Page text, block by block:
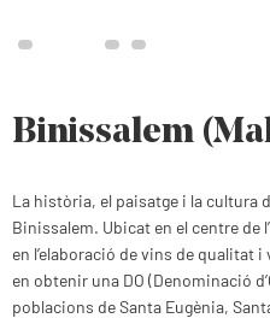
Binissalem
La història, el paisatge i la cultura
Binissalem. Ubicat en el centre de
en l’elaboració de vins de qualitat
en obtenir una DO (Denominació
poblacions de Santa Eugènia,